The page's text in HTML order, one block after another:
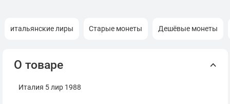
итальянские лиры Старые монеты Дешёвые монеты
О товаре
Италия 5 лир 1988